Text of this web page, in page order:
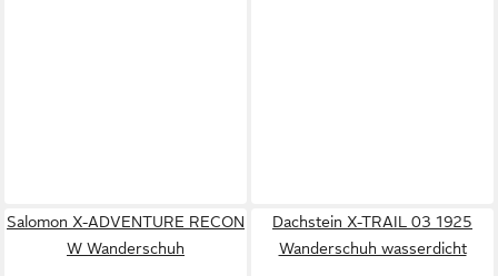
Salomon X-ADVENTURE RECON
W Wanderschuh
Dachstein X-TRAIL 03 1925
Wanderschuh wasserdicht